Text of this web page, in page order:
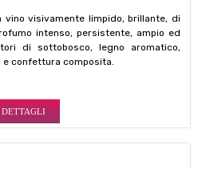
vino visivamente limpido, brillante, di
intenso, persistente, ampio ed
di sottobosco, legno aromatico,
confettura composita.
DETTAGLI